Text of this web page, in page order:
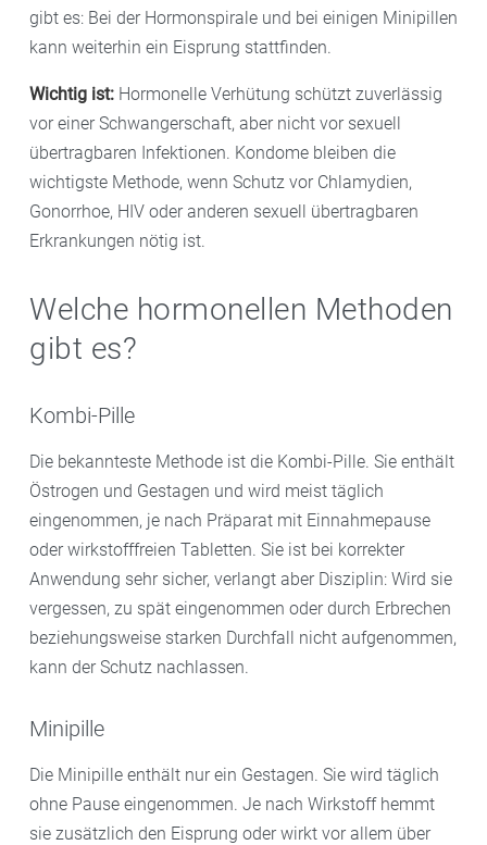
gibt es: Bei der Hormonspirale und bei einigen Minipillen
kann weiterhin ein Eisprung stattfinden.
Wichtig ist: Hormonelle Verhütung schützt zuverlässig
vor einer Schwangerschaft, aber nicht vor sexuell
übertragbaren Infektionen. Kondome bleiben die
wichtigste Methode, wenn Schutz vor Chlamydien,
Gonorrhoe, HIV oder anderen sexuell übertragbaren
Erkrankungen nötig ist.
Welche hormonellen Methoden
gibt es?
Kombi-Pille
Die bekannteste Methode ist die Kombi-Pille. Sie enthält
Östrogen und Gestagen und wird meist täglich
eingenommen, je nach Präparat mit Einnahmepause
oder wirkstofffreien Tabletten. Sie ist bei korrekter
Anwendung sehr sicher, verlangt aber Disziplin: Wird sie
vergessen, zu spät eingenommen oder durch Erbrechen
beziehungsweise starken Durchfall nicht aufgenommen,
kann der Schutz nachlassen.
Minipille
Die Minipille enthält nur ein Gestagen. Sie wird täglich
ohne Pause eingenommen. Je nach Wirkstoff hemmt
sie zusätzlich den Eisprung oder wirkt vor allem über